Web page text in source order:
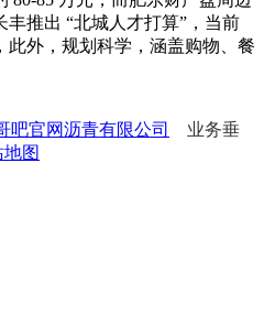
推出 “北城人才打算”，当前
外，规划科学，涵盖购物、餐
吧官网沥青有限公司
业务垂
地图